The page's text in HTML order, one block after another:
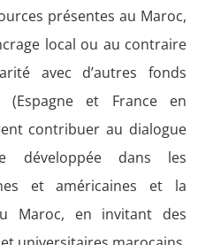
présentes au Maroc,
local ou au contraire
avec d’autres fonds
(Espagne et France en
contribuer au dialogue
développée dans les
et américaines et la
Maroc, en invitant des